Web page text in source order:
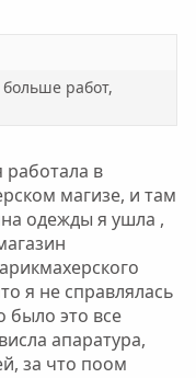
работ,
работала в
магизе, и там
одежды я ушла ,
я не справлялась
это все
апаратура,
за что поом